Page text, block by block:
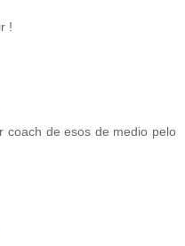
!
coach de esos de medio pelo